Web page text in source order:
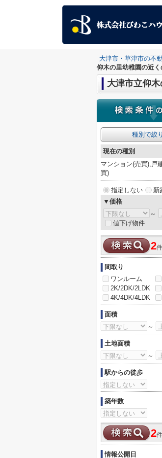
大津市・草津市の不
仰木の里幼稚園の近く
大津市立仰
種別で絞
現在の種別
マンション(売買),戸
買)
指定しない 新
▼価格
～
値下げ物件
2
間取り
ワンルーム
2K/2DK/2LDK
4K/4DK/4LDK
面積
～
土地面積
～
駅からの徒歩
築年数
2
情報公開日